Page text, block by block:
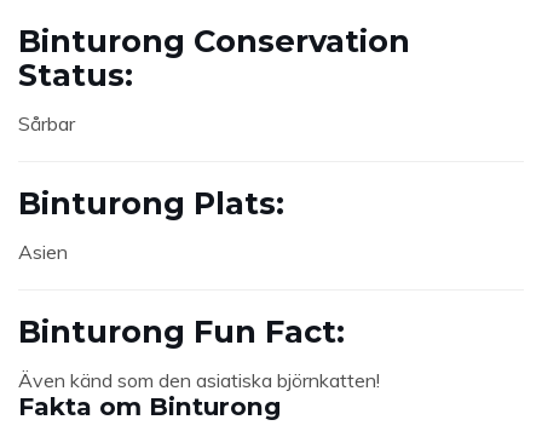
Binturong Conservation
Status:
Sårbar
Binturong Plats:
Asien
Binturong Fun Fact:
Även känd som den asiatiska björnkatten!
Fakta om Binturong